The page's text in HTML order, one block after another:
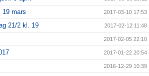
19 mars 2017-03-10 17:53
21/2 kl. 19 2017-02-12 11:48
2017-02-05 22:10
2017-01-22 20:54
2016-12-29 10:39